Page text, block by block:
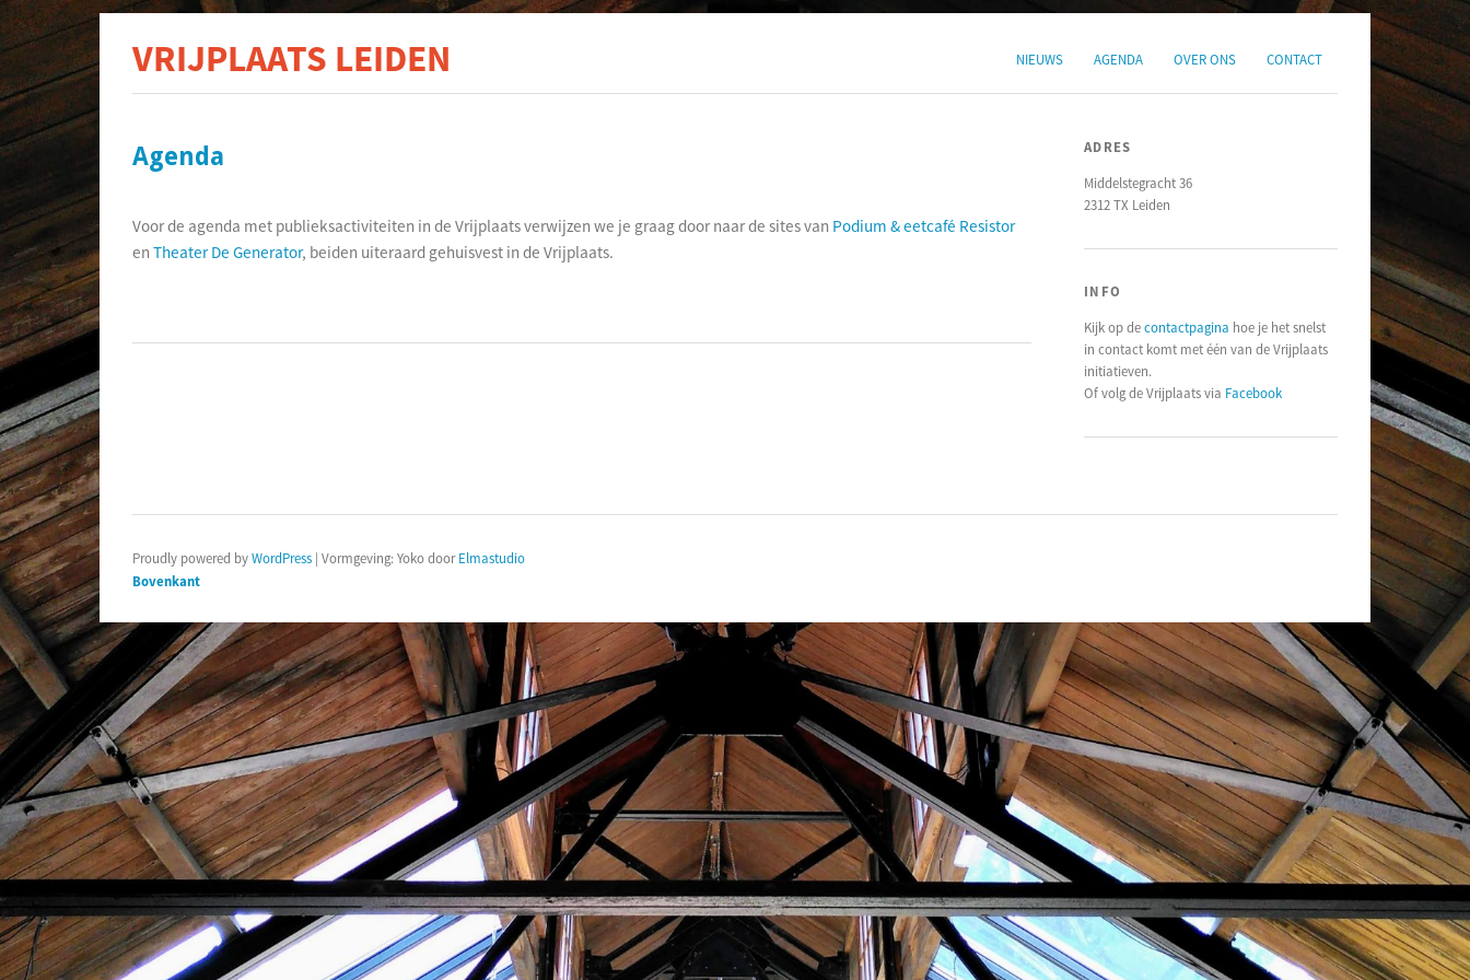
NIEUWS AGENDA OVER ONS CONTACT
VRIJPLAATS LEIDEN
Agenda
Voor de agenda met publieksactiviteiten in de Vrijplaats verwijzen we je graag door naar de sites van Podium & eetcafé Resistor
en Theater De Generator, beiden uiteraard gehuisvest in de Vrijplaats.
ADRES
Middelstegracht 36
2312 TX Leiden
INFO
Kijk op decontactpagina hoe je het snelst
in contact komt met één van de Vrijplaats
initiatieven.
Of volg de Vrijplaats via Facebook
Proudly powered byWordPress | Vormgeving: Yoko doorElmastudio
Bovenkant